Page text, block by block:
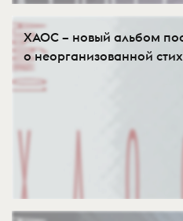
ХАОС – новый альбом
о неорганизованной